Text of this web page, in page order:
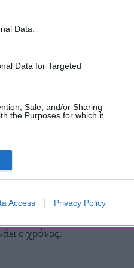
Data.
Data for Targeted
Sale, and/or Sharing
the Purposes for which it
Access Privacy Policy
τον βιώνουν οι
όσο
σε νέα
μεταξύ της
Όσο περισσότερες
ο χρόνος.